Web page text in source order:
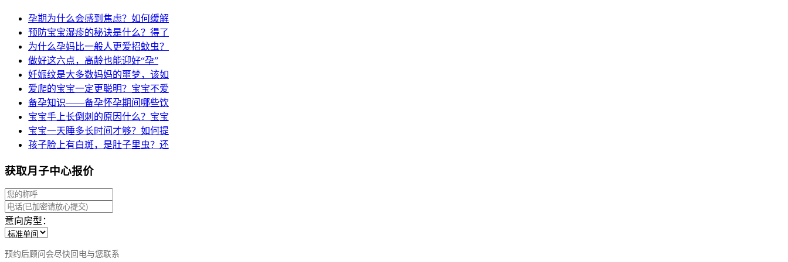
孕期为什么会感到焦虑？如何缓解
预防宝宝湿疹的秘诀是什么？得了
为什么孕妈比一般人更爱招蚊虫？
做好这六点，高龄也能迎好“孕”
妊娠纹是大多数妈妈的噩梦，该如
爱爬的宝宝一定更聪明？宝宝不爱
备孕知识——备孕怀孕期间哪些饮
宝宝手上长倒刺的原因什么？宝宝
宝宝一天睡多长时间才够？如何提
孩子脸上有白斑，是肚子里虫？还
获取月子中心报价
意向房型：
预约后顾问会尽快回电与您联系